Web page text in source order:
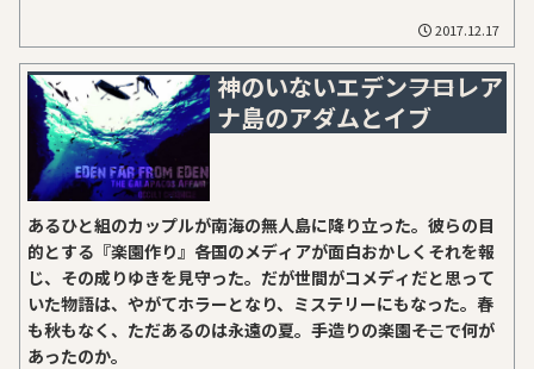
2017.12.17
神のいないエデン――フロレア
ナ島のアダムとイブ
あるひと組のカップルが南海の無人島に降り立った。彼らの目
的とする『楽園作り』――各国のメディアが面白おかしくそれを報
じ、その成りゆきを見守った。だが世間がコメディだと思って
いた物語は、やがてホラーとなり、ミステリーにもなった。春
も秋もなく、ただあるのは永遠の夏。手造りの楽園――そこで何が
あったのか。